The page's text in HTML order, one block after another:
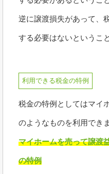
逆に譲渡損失があって、
する必要はないというこ
利用できる税金の特例
税金の特例としてはマイ
のようなものを利用できま
マイホームを売って譲渡
の特例